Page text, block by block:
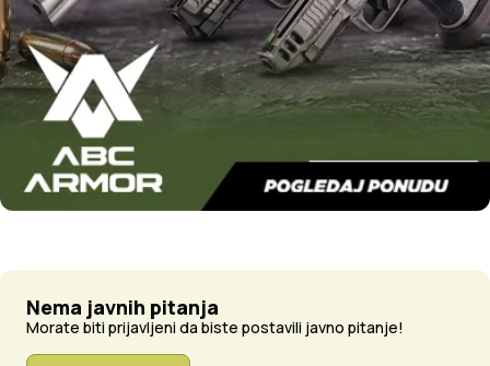
Nema javnih pitanja
Morate biti prijavljeni da biste postavili javno pitanje!